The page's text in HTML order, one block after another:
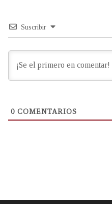
Suscribir
0 COMENTARIOS